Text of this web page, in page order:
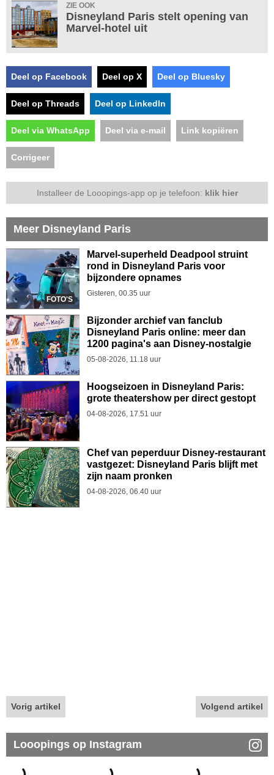
ZIE OOK
Disneyland Paris stelt opening van
Marvel-hotel uit
Deel op Facebook Deel op X Deel op Bluesky
Deel op Threads Deel op LinkedIn
Deel via WhatsApp Deel via e-mail Link kopiëren
Corrigeer
Installeer de Looopings-app op je telefoon: klik hier
Meer Disneyland Paris
FOTO'S
Marvel-superheld Deadpool struint
rond in Disneyland Paris voor
bijzondere opnames
Gisteren, 00.35 uur
Bijzonder archief van fanclub
Disneyland Paris online: meer dan
1200 pagina's aan Disney-nostalgie
05-08-2026, 11.18 uur
Hoogseizoen in Disneyland Paris:
grote theatershow per direct gestopt
04-08-2026, 17.51 uur
Chef van peperduur Disney-restaurant
vastgezet: Disneyland Paris blijft met
zijn naam pronken
04-08-2026, 06.40 uur
Vorig artikel Volgend artikel
Looopings op Instagram